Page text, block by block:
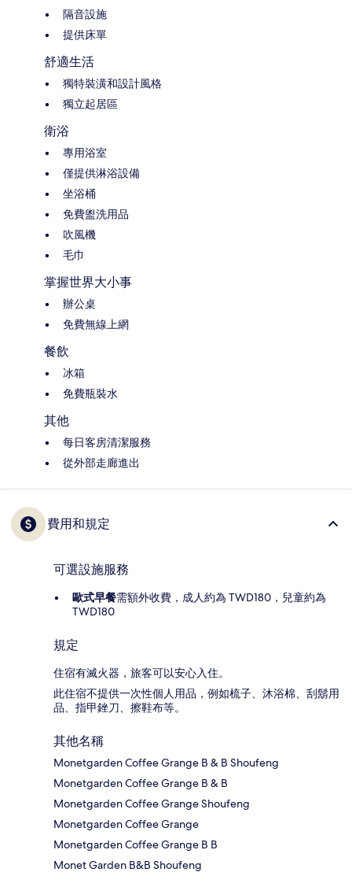
隔音設施
提供床單
舒適生活
獨特裝潢和設計風格
獨立起居區
衛浴
專用浴室
僅提供淋浴設備
坐浴桶
免費盥洗用品
吹風機
毛巾
掌握世界大小事
辦公桌
免費無線上網
餐飲
冰箱
免費瓶裝水
其他
每日客房清潔服務
從外部走廊進出
費用和規定
可選設施服務
歐式早餐需額外收費，成人約為 TWD180，兒童約為
TWD180
規定
住宿有滅火器，旅客可以安心入住。
此住宿不提供一次性個人用品，例如梳子、沐浴棉、刮鬍用
品、指甲銼刀、擦鞋布等。
其他名稱
Monetgarden Coffee Grange B & B Shoufeng
Monetgarden Coffee Grange B & B
Monetgarden Coffee Grange Shoufeng
Monetgarden Coffee Grange
Monetgarden Coffee Grange B B
Monet Garden B&B Shoufeng